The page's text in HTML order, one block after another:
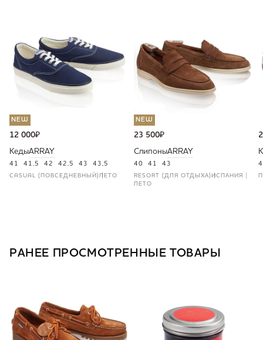
NEW
12 000₽
КедыARRAY
41 41,5 42 42,5 43 43,5
CASUAL (ПОВСЕДНЕВНЫЙ) ЛЕТО
NEW
23 500₽
СлипоныARRAY
40 41 43
RESORT (ДЛЯ ОТДЫХА) ИСПАНИЯ
ЛЕТО
РАНЕЕ ПРОСМОТРЕННЫЕ ТОВАРЫ